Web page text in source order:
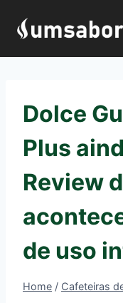
para
Dolce
Plus
Review
de uso
Home / Cafeteiras